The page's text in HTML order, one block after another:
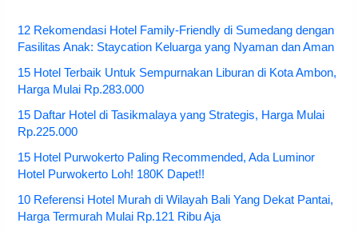
12 Rekomendasi Hotel Family-Friendly di Sumedang dengan
Fasilitas Anak: Staycation Keluarga yang Nyaman dan Aman
15 Hotel Terbaik Untuk Sempurnakan Liburan di Kota Ambon,
Harga Mulai Rp.283.000
15 Daftar Hotel di Tasikmalaya yang Strategis, Harga Mulai
Rp.225.000
15 Hotel Purwokerto Paling Recommended, Ada Luminor
Hotel Purwokerto Loh! 180K Dapet!!
10 Referensi Hotel Murah di Wilayah Bali Yang Dekat Pantai,
Harga Termurah Mulai Rp.121 Ribu Aja